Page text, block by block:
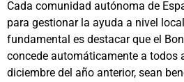
Cada comunidad autónoma de
para gestionar la ayuda a nivel
fundamental es destacar que el
concede automáticamente a todos
diciembre del año anterior, sean